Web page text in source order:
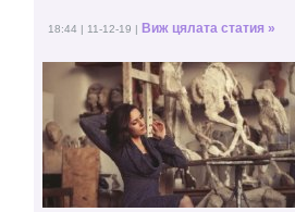
18:44 | 11-12-19 | Виж цялата статия »